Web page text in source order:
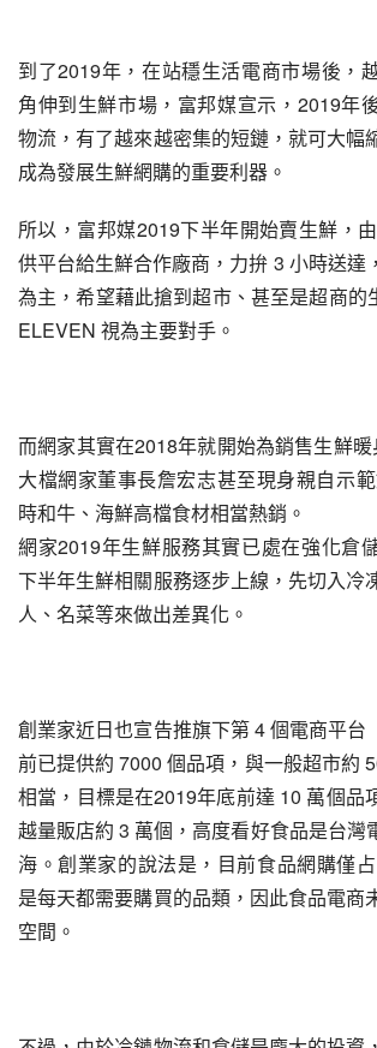
到了2019年，在站穩生活電商市場後，
角伸到生鮮市場，富邦媒宣示，2019年
物流，有了越來越密集的短鏈，就可大幅
成為發展生鮮網購的重要利器。
所以，富邦媒2019下半年開始賣生鮮，
供平台給生鮮合作廠商，力拚 3 小時送達
為主，希望藉此搶到超市、甚至是超商的
ELEVEN 視為主要對手。
而網家其實在2018年就開始為銷售生鮮
大檔網家董事長詹宏志甚至現身親自示
時和牛、海鮮高檔食材相當熱銷。
網家2019年生鮮服務其實已處在強化倉
下半年生鮮相關服務逐步上線，先切入冷
人、名菜等來做出差異化。
創業家近日也宣告推旗下第 4 個電商平台
前已提供約 7000 個品項，與一般超市約
相當，目標是在2019年底前達 10 萬個品
越量販店約 3 萬個，高度看好食品是台灣
海。創業家的說法是，目前食品網購僅
是每天都需要購買的品類，因此食品電商
空間。